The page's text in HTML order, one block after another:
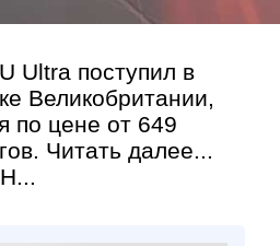
Ultra поступил в
Великобритании,
по цене от 649
Читать далее...